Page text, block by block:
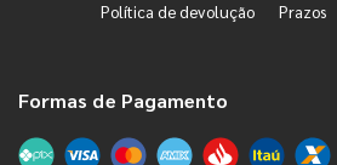
Política de devolução Prazos
Formas de Pagamento